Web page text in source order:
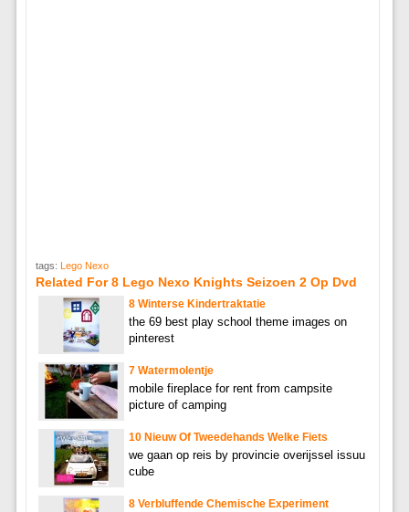
tags: Lego Nexo
Related For 8 Lego Nexo Knights Seizoen 2 Op Dvd
8 Winterse Kindertraktatie
the 69 best play school theme images on
pinterest
7 Watermolentje
mobile fireplace for rent from campsite
picture of camping
10 Nieuw Of Tweedehands Welke Fiets
we gaan op reis by provincie overijssel issuu
cube
8 Verbluffende Chemische Experiment